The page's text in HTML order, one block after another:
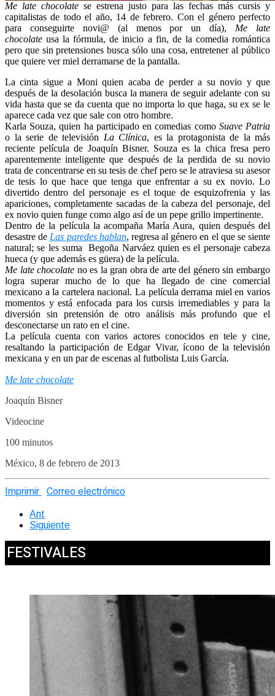
Me late chocolate se estrena justo para las fechas más cursis y
capitalistas de todo el año, 14 de febrero. Con el género perfecto
para conseguirte novi@ (al menos por un día), Me late
chocolate usa la fórmula, de inicio a fin, de la comedia romántica
pero que sin pretensiones busca sólo una cosa, entretener al público
que quiere ver miel derramarse de la pantalla.
La cinta sigue a Moni quien acaba de perder a su novio y que
después de la desolación busca la manera de seguir adelante con su
vida hasta que se da cuenta que no importa lo que haga, su ex se le
aparece cada vez que sale con otro hombre.
Karla Souza, quien ha participado en comedias como Suave Patria
o la serie de televisión La Clínica, es la protagonista de la más
reciente película de Joaquín Bisner. Souza es la chica fresa pero
aparentemente inteligente que después de la perdida de su novio
trata de concentrarse en su tesis de chef pero se le atraviesa su asesor
de tesis lo que hace que tenga que enfrentar a su ex novio. Lo
divertido dentro del personaje es el toque de esquizofrenia y las
apariciones, completamente sacadas de la cabeza del personaje, del
ex novio quien funge como algo así de un pepe grillo impertinente.
Dentro de la película la acompaña María Aura, quien después del
desastre de Las paredes hablan, regresa al género en el que se siente
natural; se les suma Begoña Narváez quien es el personaje cabeza
hueca (y que además es güera) de la película.
Me late chocolate no es la gran obra de arte del género sin embargo
logra superar mucho de lo que ha llegado de cine comercial
mexicano a la cartelera nacional. La película derrama miel en varios
momentos y está enfocada para los cursis irremediables y para la
diversión sin pretensión de otro análisis más profundo que el
desconectarse un rato en el cine.
La película cuenta con varios actores conocidos en tele y cine,
resaltando la participación de Edgar Vivar, ícono de la televisión
mexicana y en un par de escenas al futbolista Luis García.
Me late chocolate
Joaquín Bisner
Videocine
100 minutos
México, 8 de febrero de 2013
Imprimir Correo electrónico
Ant
Siguiente
FESTIVALES